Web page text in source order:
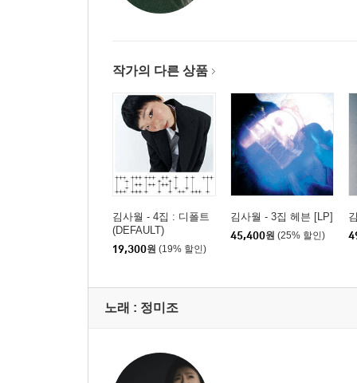
작가의 다른 상품
김사월 - 4집 : 디폴트
(DEFAULT)
19,300원 (19% 할인)
김사월 - 3집 헤븐 [LP]
45,400원 (25% 할인)
노래 : 정미조